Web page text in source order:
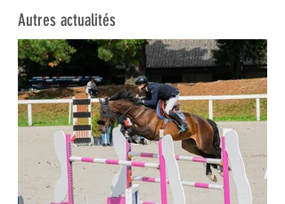
Autres actualités